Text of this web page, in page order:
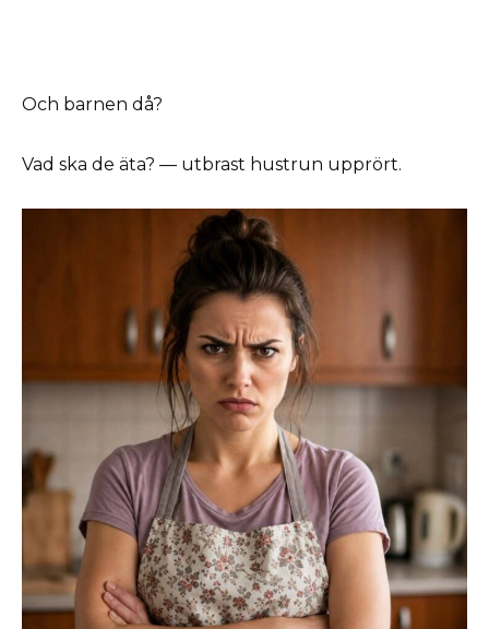
Och barnen då?
Vad ska de äta? — utbrast hustrun upprört.